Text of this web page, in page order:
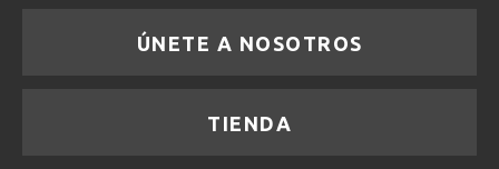
ÚNETE A NOSOTROS
TIENDA